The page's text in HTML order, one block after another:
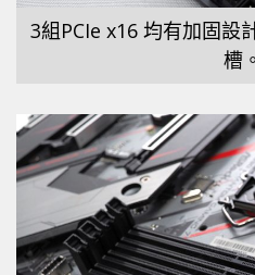
3組PCIe x16 均有加固設
槽。